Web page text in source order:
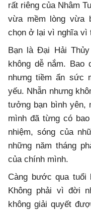
rất riêng của Nhâm
vừa mềm lòng vừa
chọn ở lại vì nghĩa vì
Bạn là Đại Hải
không dễ nắm. Bao
nhưng tiềm ẩn sức
yếu. Nhẫn nhưng
tưởng bạn bình yên,
mình đã từng có
nhiệm, sóng của
những năm tháng
của chính mình.
Càng bước qua
Không phải vì đời
không giải quyết